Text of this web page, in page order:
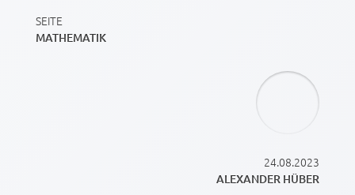
SEITE
MATHEMATIK
24.08.2023
ALEXANDER HÜBER